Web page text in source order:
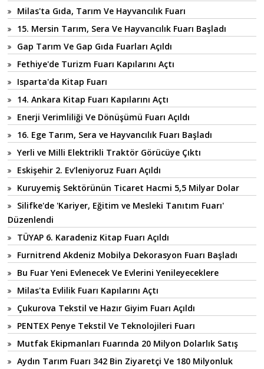
Milas'ta Gıda, Tarım Ve Hayvancılık Fuarı
15. Mersin Tarım, Sera Ve Hayvancılık Fuarı Başladı
Gap Tarım Ve Gap Gıda Fuarları Açıldı
Fethiye'de Turizm Fuarı Kapılarını Açtı
Isparta'da Kitap Fuarı
14. Ankara Kitap Fuarı Kapılarını Açtı
Enerji Verimliliği Ve Dönüşümü Fuarı Açıldı
16. Ege Tarım, Sera ve Hayvancılık Fuarı Başladı
Yerli ve Milli Elektrikli Traktör Görücüye Çıktı
Eskişehir 2. Ev'leniyoruz Fuarı Açıldı
Kuruyemiş Sektörünün Ticaret Hacmi 5,5 Milyar Dolar
Silifke'de 'Kariyer, Eğitim ve Mesleki Tanıtım Fuarı'
Düzenlendi
TÜYAP 6. Karadeniz Kitap Fuarı Açıldı
Furnitrend Akdeniz Mobilya Dekorasyon Fuarı Başladı
Bu Fuar Yeni Evlenecek Ve Evlerini Yenileyeceklere
Milas'ta Evlilik Fuarı Kapılarını Açtı
Çukurova Tekstil ve Hazır Giyim Fuarı Açıldı
PENTEX Penye Tekstil Ve Teknolojileri Fuarı
Mutfak Ekipmanları Fuarında 20 Milyon Dolarlık Satış
Aydın Tarım Fuarı 342 Bin Ziyaretçi Ve 180 Milyonluk